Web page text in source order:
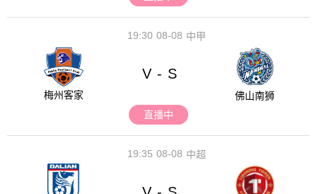
08-08
19:30 中甲
梅州客家
V - S
佛山南狮
直播中
08-08
19:35 中超